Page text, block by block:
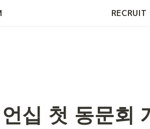
RECRUIT
십 첫 동문회